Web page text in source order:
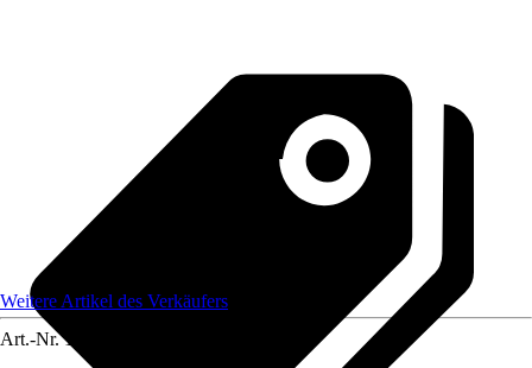
Weitere Artikel des Verkäufers
Art.-Nr. 12071409